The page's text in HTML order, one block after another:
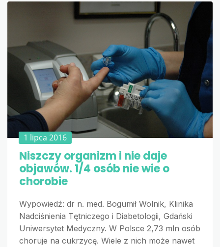
1 lipca 2016
Niszczy organizm i nie daje
objawów. 1/4 osób nie wie o
chorobie
Wypowiedź: dr n. med. Bogumił Wolnik, Klinika
Nadciśnienia Tętniczego i Diabetologii, Gdański
Uniwersytet Medyczny. W Polsce 2,73 mln osób
choruje na cukrzycę. Wiele z nich może nawet